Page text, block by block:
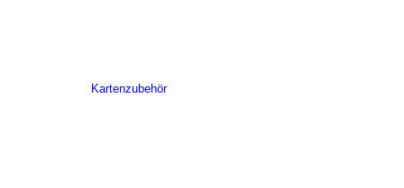
Kartenzubehör